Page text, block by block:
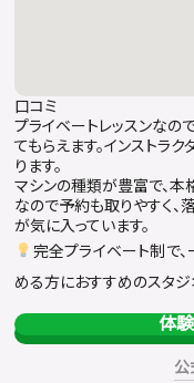
口コミ
プライベートレッスンな
てもらえます。インストラ
ります。
マシンの種類が豊富で、本
なので予約も取りやすく、
が気に入っています。
完全プライベート制で
める方におすすめのスタジ
体
公